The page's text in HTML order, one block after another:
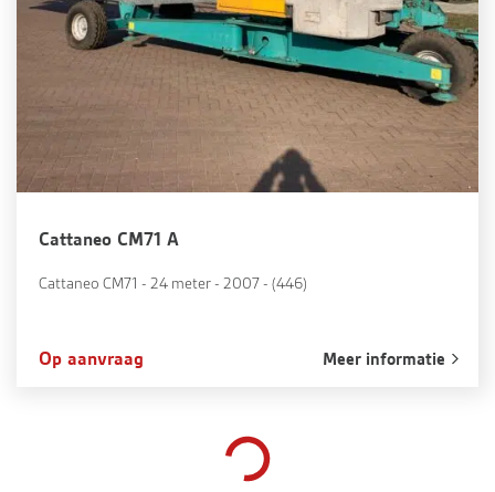
Cattaneo CM71 A
Cattaneo CM71 - 24 meter - 2007 - (446)
Op aanvraag Meer informatie